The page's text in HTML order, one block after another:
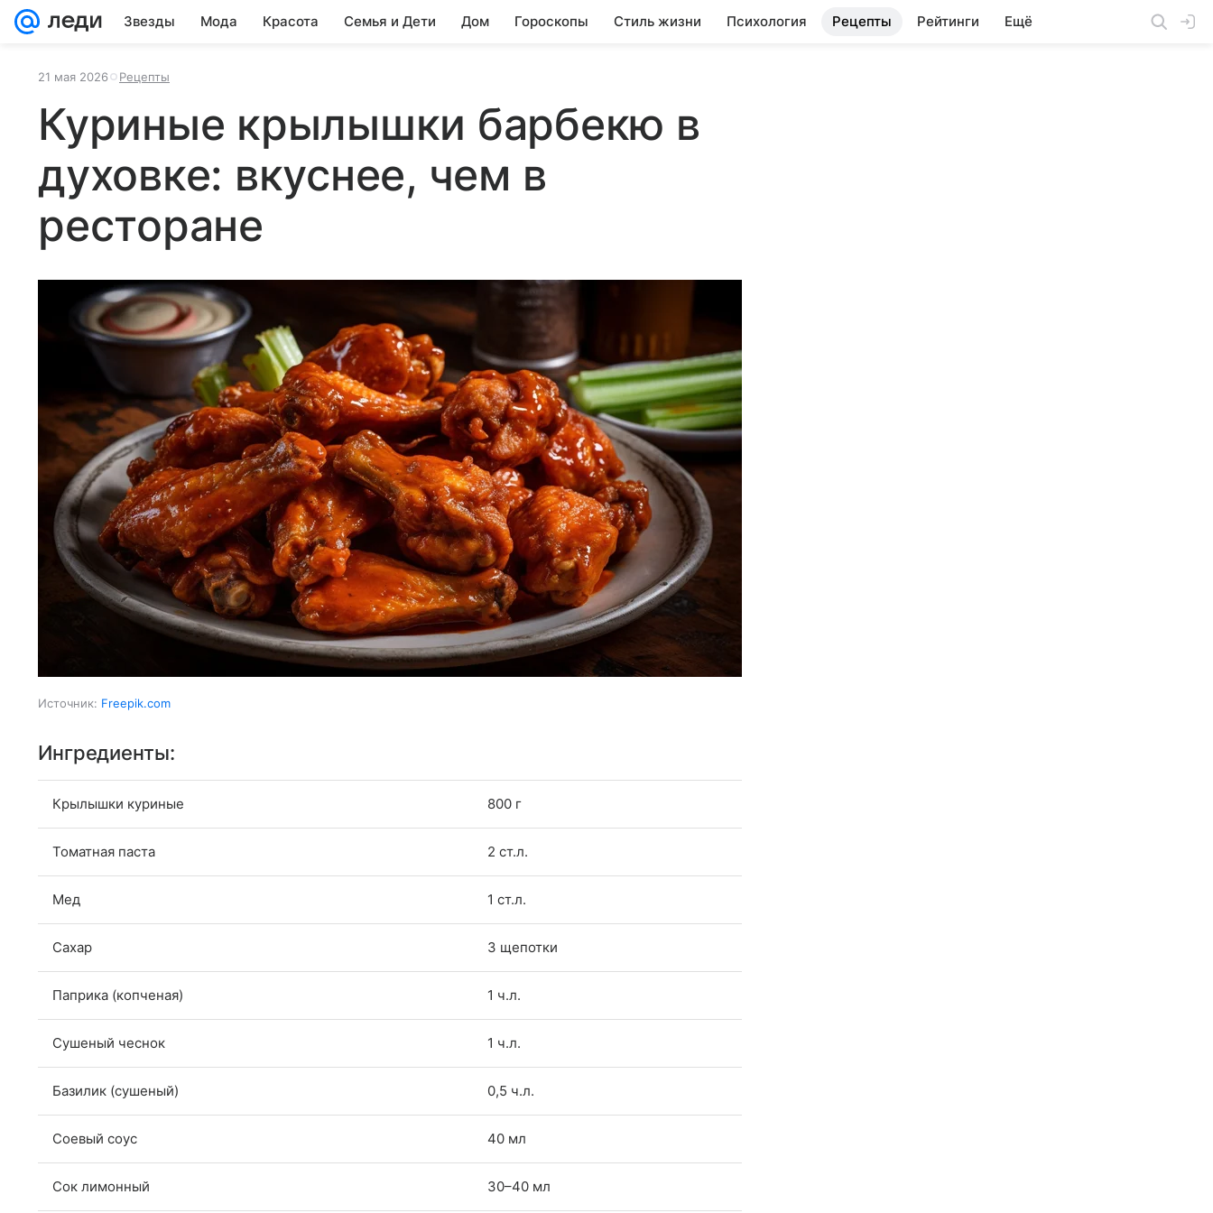
Звезды Мода Красота Семья и Дети Дом Гороскопы Стиль жизни Психология Рецепты Рейтинги Ещё
21 мая 2026 Рецепты
Куриные крылышки барбекю в
духовке: вкуснее, чем в
ресторане
Источник: Freepik.com
Ингредиенты:
Крылышки куриные 800 г
Томатная паста 2 ст.л.
Мед 1 ст.л.
Сахар 3 щепотки
Паприка (копченая) 1 ч.л.
Сушеный чеснок 1 ч.л.
Базилик (сушеный) 0,5 ч.л.
Соевый соус 40 мл
Сок лимонный 30–40 мл